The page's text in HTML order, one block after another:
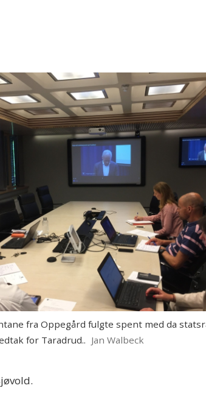
fra Oppegård fulgte spent med da
for Taradrud.. Jan Walbeck